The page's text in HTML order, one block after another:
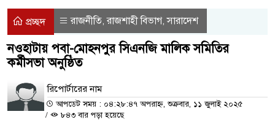
প্রচ্ছদ রাজনীতি,রাজশাহী বিভাগ,সারাদেশ
নওহাটায় পবা-মোহনপুর সিএনজি মালিক সমিতির
কর্মীসভা অনুষ্ঠিত
রিপোর্টারের নাম
আপডেট সময় : ০৪:২৮:৪৭ অপরাহ্ন, শুক্রবার, ১১ জুলাই ২০২৫
/
৮৪৩ বার পড়া হয়েছে